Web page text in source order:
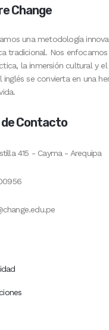
Change
una metodología
tradicional. Nos enfocamos
la inmersión cultural y el
inglés se convierta en una
Contacto
415 - Cayma - Arequipa